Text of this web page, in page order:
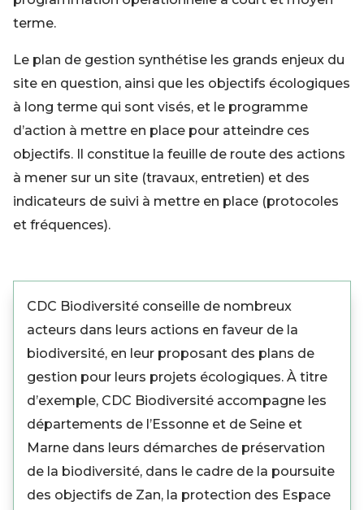
terme.
Le plan de gestion synthétise les grands enjeux du
site en question, ainsi que les objectifs écologiques
à long terme qui sont visés, et le programme
d’action à mettre en place pour atteindre ces
objectifs. Il constitue la feuille de route des actions
à mener sur un site (travaux, entretien) et des
indicateurs de suivi à mettre en place (protocoles
et fréquences).
CDC Biodiversité conseille de nombreux
acteurs dans leurs actions en faveur de la
biodiversité, en leur proposant des plans de
gestion pour leurs projets écologiques. À titre
d’exemple, CDC Biodiversité accompagne les
départements de l’Essonne et de Seine et
Marne dans leurs démarches de préservation
de la biodiversité, dans le cadre de la poursuite
des objectifs de Zan, la protection des Espace